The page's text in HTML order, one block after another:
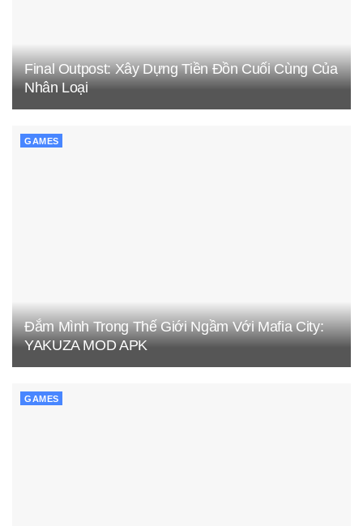
Final Outpost: Xây Dựng Tiền Đồn Cuối Cùng Của
Nhân Loại
GAMES
Đắm Mình Trong Thế Giới Ngầm Với Mafia City:
YAKUZA MOD APK
GAMES